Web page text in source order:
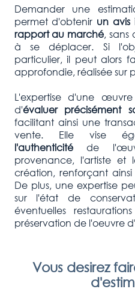
Demander une
permet d'obtenir un avis
rapport au marché, sans
à se déplacer. Si
particulier, il peut alors
approfondie, réalisée sur
L'expertise d'une
d'évaluer précisément
facilitant ainsi une
vente. Elle vise
l'authenticitéde
provenance, l'artiste et
création, renforçant
De plus, une expertise
sur l'état de
éventuelles
préservation de l'oeuvre
Vous desirez